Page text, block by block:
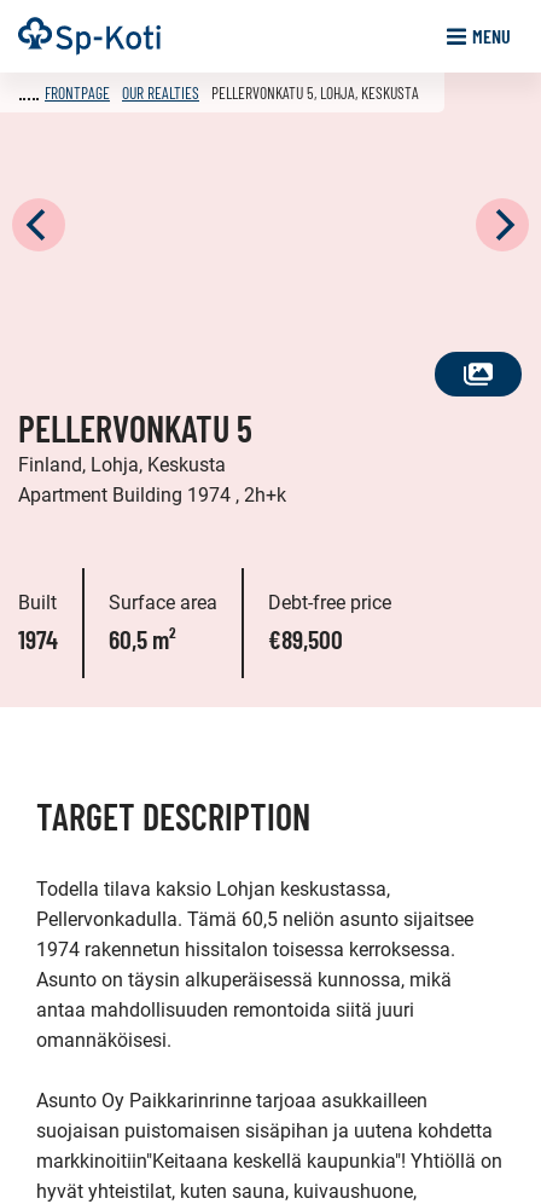
Go
to
Frontpage MENU
SEE
FRONTPAGE OUR REALTIES PELLERVONKATU 5, LOHJA, KESKUSTA
PELLERVONKATU 5
Finland, Lohja, Keskusta
Apartment Building 1974 , 2h+k
Built
1974
Surface area
60,5 m²
Debt-free price
€89,500
TARGET DESCRIPTION
Todella tilava kaksio Lohjan keskustassa,
Pellervonkadulla. Tämä 60,5 neliön asunto sijaitsee
1974 rakennetun hissitalon toisessa kerroksessa.
Asunto on täysin alkuperäisessä kunnossa, mikä
antaa mahdollisuuden remontoida siitä juuri
omannäköisesi.
Asunto Oy Paikkarinrinne tarjoaa asukkailleen
suojaisan puistomaisen sisäpihan ja uutena kohdetta
markkinoitiin"Keitaana keskellä kaupunkia"! Yhtiöllä on
hyvät yhteistilat, kuten sauna, kuivaushuone,